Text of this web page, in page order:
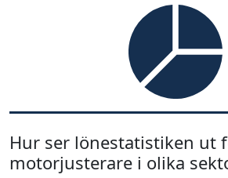
Hur ser lönestatistiken ut
motorjusterare i olika